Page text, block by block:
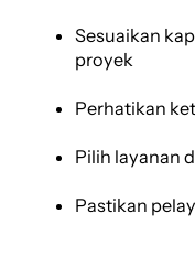
Sesuaikan
proyek
Perhatikan
Pilih layanan
Pastikan